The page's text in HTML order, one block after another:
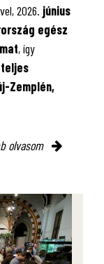
2026. június
egész
, így
Zemplén,
olvasom